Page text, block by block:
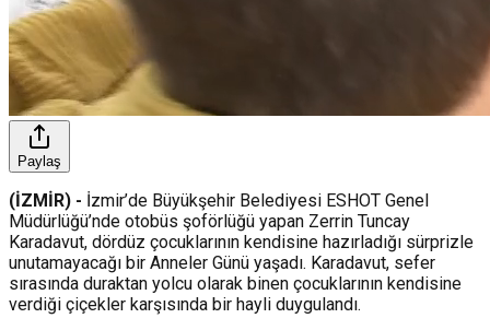
Paylaş
(İZMİR) - İzmir’de Büyükşehir Belediyesi ESHOT Genel
Müdürlüğü’nde otobüs şoförlüğü yapan Zerrin Tuncay
Karadavut, dördüz çocuklarının kendisine hazırladığı sürprizle
unutamayacağı bir Anneler Günü yaşadı. Karadavut, sefer
sırasında duraktan yolcu olarak binen çocuklarının kendisine
verdiği çiçekler karşısında bir hayli duygulandı.